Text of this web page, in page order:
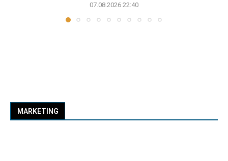
07.08.2026 22:40
MARKETING